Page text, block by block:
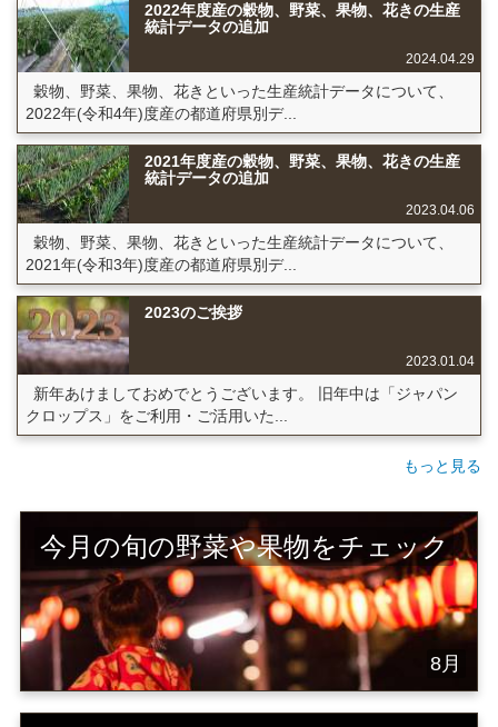
2022年度産の穀物、野菜、果物、花きの生産
統計データの追加
2024.04.29
穀物、野菜、果物、花きといった生産統計データについて、
2022年(令和4年)度産の都道府県別デ...
2021年度産の穀物、野菜、果物、花きの生産
統計データの追加
2023.04.06
穀物、野菜、果物、花きといった生産統計データについて、
2021年(令和3年)度産の都道府県別デ...
2023のご挨拶
2023.01.04
新年あけましておめでとうございます。 旧年中は「ジャパン
クロップス」をご利用・ご活用いた...
もっと見る
今月の旬の野菜や果物をチェック
8月